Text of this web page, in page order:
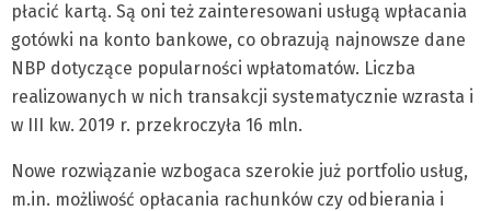
płacić kartą. Są oni też zainteresowani usługą wpłacania
gotówki na konto bankowe, co obrazują najnowsze dane
NBP dotyczące popularności wpłatomatów. Liczba
realizowanych w nich transakcji systematycznie wzrasta i
w III kw. 2019 r. przekroczyła 16 mln.
Nowe rozwiązanie wzbogaca szerokie już portfolio usług,
m.in. możliwość opłacania rachunków czy odbierania i